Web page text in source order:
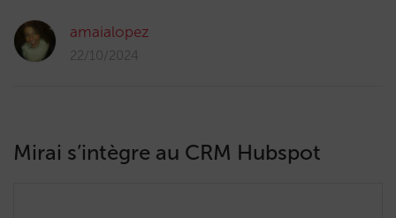
amaialopez
22/10/2024
Mirai s’intègre au CRM Hubspot